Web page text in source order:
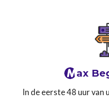
Max
In de eerste 48 uur